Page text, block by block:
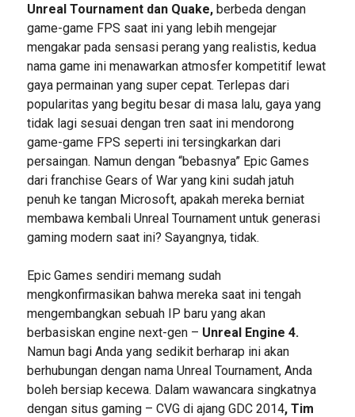
Unreal Tournament dan Quake,berbeda dengan
game-game FPS saat ini yang lebih mengejar
mengakar pada sensasi perang yang realistis, kedua
nama game ini menawarkan atmosfer kompetitif lewat
gaya permainan yang super cepat. Terlepas dari
popularitas yang begitu besar di masa lalu, gaya yang
tidak lagi sesuai dengan tren saat ini mendorong
game-game FPS seperti ini tersingkarkan dari
persaingan. Namun dengan “bebasnya” Epic Games
dari franchise Gears of War yang kini sudah jatuh
penuh ke tangan Microsoft, apakah mereka berniat
membawa kembali Unreal Tournament untuk generasi
gaming modern saat ini? Sayangnya, tidak.
Epic Games sendiri memang sudah
mengkonfirmasikan bahwa mereka saat ini tengah
mengembangkan sebuah IP baru yang akan
berbasiskan engine next-gen – Unreal Engine 4.
Namun bagi Anda yang sedikit berharap ini akan
berhubungan dengan nama Unreal Tournament, Anda
boleh bersiap kecewa. Dalam wawancara singkatnya
dengan situs gaming – CVG di ajang GDC 2014, Tim